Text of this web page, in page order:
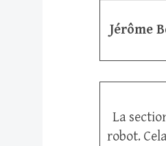
Jérôme
La
robot.